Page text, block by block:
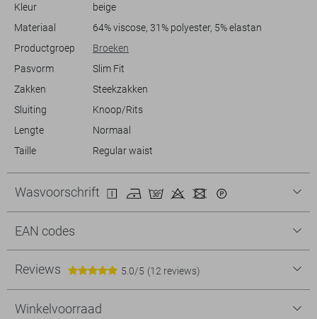
tijdloze ontwerp kun je met deze broek moeiteloos verschillende
Kleur
beige
Materiaal
64% viscose, 31% polyester, 5% elastan
Productgroep
Broeken
Pasvorm
Slim Fit
Zakken
Steekzakken
Sluiting
Knoop/Rits
Lengte
Normaal
Taille
Regular waist
Wasvoorschrift
EAN codes
Reviews 5.0/5 (12 reviews)
Winkelvoorraad